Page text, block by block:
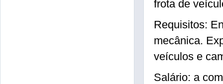
frota de
Requisitos:
mecânica.
veículos e
Salário: a